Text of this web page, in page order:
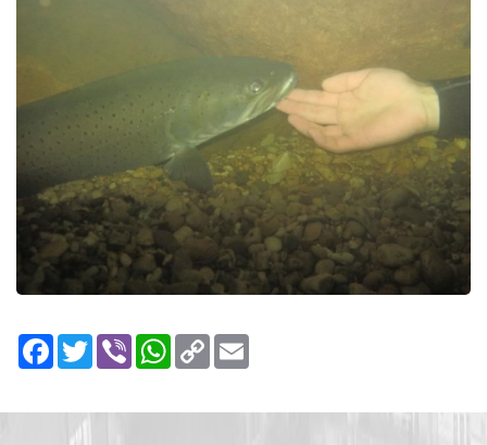
Facebook
TwitterViber WhatsApp
Copy
Link